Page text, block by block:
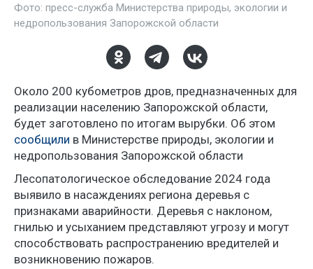
Фото: пресс-служба Министерства природы, экологии и
недропользования Запорожской области
Около 200 кубометров дров, предназначенных для
реализации населению Запорожской области,
будет заготовлено по итогам вырубки. Об этом
сообщили в Министерстве природы, экологии и
недропользования Запорожской области
Лесопатологическое обследование 2024 года
выявило в насаждениях региона деревья с
признаками аварийности. Деревья с наклоном,
гнилью и усыханием представляют угрозу и могут
способствовать распространению вредителей и
возникновению пожаров.